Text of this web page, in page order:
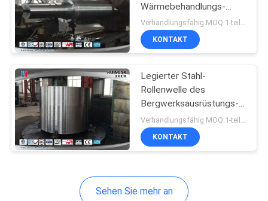
Wärmebehandlungs-
legierten Stahl-ASTM
Verhandlungsfähig MOQ:1-teilig
KONTAKT
Legierter Stahl-
Rollenwelle des
Bergwerksausrüstungs-
Freiformschmieden-
6000mm
Verhandlungsfähig MOQ:1-teilig
KONTAKT
Sehen Sie mehr an